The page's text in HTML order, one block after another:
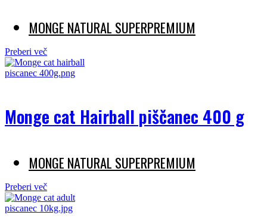
MONGE NATURAL SUPERPREMIUM
Preberi več
Monge cat Hairball piščanec 400 g
MONGE NATURAL SUPERPREMIUM
Preberi več